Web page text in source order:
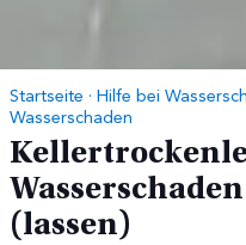
Startseite · Hilfe bei
Wasserschaden
(lassen)